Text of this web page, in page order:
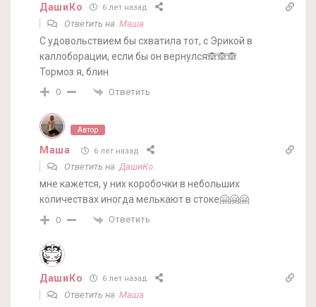
ДашиКо 6 лет назад
Ответить на Маша
С удовольствием бы схватила тот, с Эрикой в
каллоборации, если бы он вернулся🙈🙈🙈
Тормоз я, блин
0 Ответить
Автор
Маша 6 лет назад
Ответить наДашиКо
мне кажется, у них коробочки в небольших
количествах иногда мелькают в стоке🤗🤗🤗
0 Ответить
ДашиКо 6 лет назад
Ответить на Маша